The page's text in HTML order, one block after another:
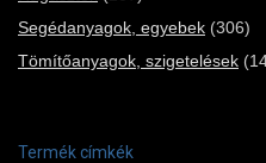
Segédanyagok, egyebek (306)
Tömítőanyagok, szigetelések
Termék címkék